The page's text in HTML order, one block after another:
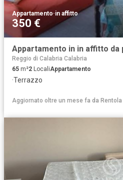
Appartamento·in affitto
350 €
Reggio di Calabria Calabria
65 m²2 LocaliAppartamento
·Terrazzo
Aggiornato oltre un mese fa da Rentola